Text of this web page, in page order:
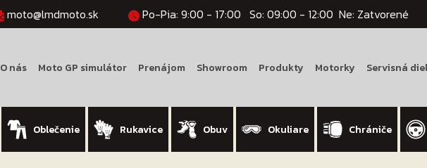
moto@lmdmoto.sk Po-Pia: 9:00 - 17:00 So: 09:00 - 12:00 Ne: Zatvorené
O nás Moto GP simulátor Prenájom Showroom Produkty Motorky Servisná
Oblečenie Rukavice Obuv Okuliare Chrániče